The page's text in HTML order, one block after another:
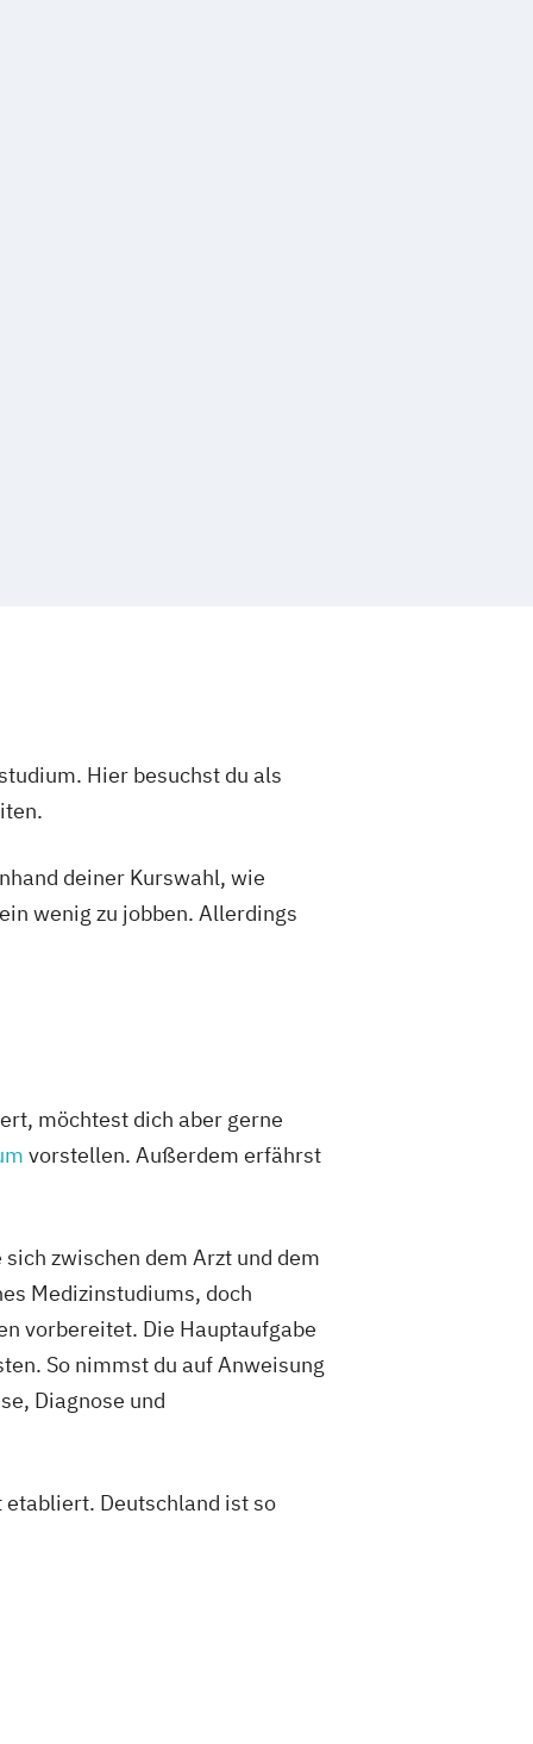
Hier besuchst du als
deiner Kurswahl, wie
wenig zu jobben. Allerdings
möchtest dich aber gerne
vorstellen. Außerdem erfährst
zwischen dem Arzt und dem
Medizinstudiums, doch
vorbereitet. Die Hauptaufgabe
So nimmst du auf Anweisung
Diagnose und
etabliert. Deutschland ist so